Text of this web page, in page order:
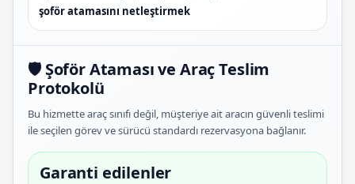
şoför atamasını netleştirmek
🛡️ Şoför Ataması ve Araç Teslim
Protokolü
Bu hizmette araç sınıfı değil, müşteriye ait aracın güvenli teslimi
ile seçilen görev ve sürücü standardı rezervasyona bağlanır.
Garanti edilenler